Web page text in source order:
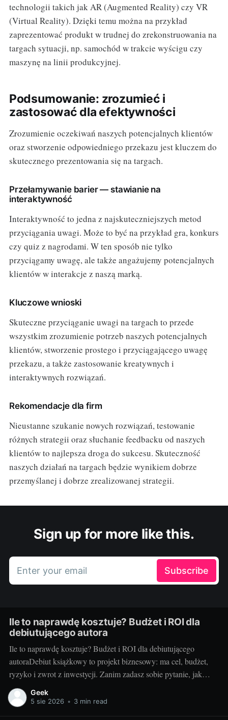
technologii takich jak AR (Augmented Reality) czy VR
(Virtual Reality). Dzięki temu można na przykład
zaprezentować produkt w trudnej do zrekonstruowania na
targach sytuacji, np. samochód w trakcie wyścigu czy
maszynę na linii produkcyjnej.
Podsumowanie: zrozumieć i
zastosować dla efektywności
Zrozumienie oczekiwań naszych potencjalnych klientów
oraz stworzenie odpowiedniego przekazu jest kluczem do
skutecznego prezentowania się na targach.
Przełamywanie barier — stawianie na
interaktywność
Interaktywność to jedna z najskuteczniejszych metod
przyciągania uwagi. Może to być na przykład gra, konkurs
czy quiz z nagrodami. W ten sposób nie tylko
przyciągamy uwagę, ale także angażujemy potencjalnych
klientów w interakcje z naszą marką.
Kluczowe wnioski
Skuteczne przyciąganie uwagi na targach to przede
wszystkim zrozumienie potrzeb naszych potencjalnych
klientów, stworzenie prostego i przyciągającego uwagę
przekazu, a także zastosowanie kreatywnych i
interaktywnych rozwiązań.
Rekomendacje dla firm
Nieustanne szukanie nowych rozwiązań, testowanie
różnych strategii oraz słuchanie feedbacku od naszych
klientów to najlepsza droga do sukcesu. Skuteczność
naszych działań na targach będzie wynikiem dobrze
przemyślanej i dobrze zrealizowanej strategii.
Sign up for more like this.
Enter your email Subscribe
Ile to naprawdę kosztuje? Budżet i ROI dla
debiutującego autora
Ile to naprawdę kosztuje? Budżet i ROI dla debiutującego
autoraDebiut książkowy to projekt biznesowy: ma cel, budżet,
ryzyko i zwrot z inwestycji. Zanim zadasz sobie pytanie, jak
wydać książkę, policz koszty i sprawdź, kiedy inwestycja się
spina. Ten przewodnik pokazuje, jak świadomie ułożyć budżet,
Geek
5 sie 2026 • 3 min read